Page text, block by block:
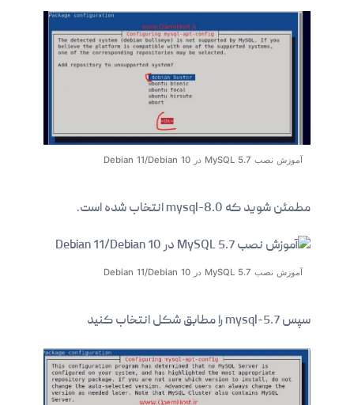
آموزش نصب MySQL 5.7 در Debian 11/Debian 10
مطمئن شوید که mysql-8.0 انتخاب شده است.
آموزش نصب MySQL 5.7 در Debian 11/Debian 10
سپس mysql-5.7 را مطابق شکل انتخاب کنید